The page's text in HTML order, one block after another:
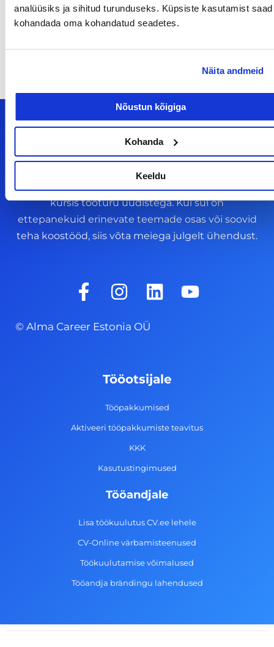
analüüsiks ja sihitud turunduseks. Küpsiste kasutamist saad
kohandada oma kohandatud seadetes.
Näita andmeid
Nõustun kõigiga
Kohanda
Keeldu
14/07/2026
Meiega leiad!
kursis tööturu uudistega. Kui sul on
ettepanekuid erinevate teemade osas või soovid
teha koostööd, siis võta meiega julgelt ühendust.
F
a
e
-
I
n
s
t
g
r
a
m
L
i
d
i
n
Y
o
© Alma Career Estonia OÜ
Tööotsijale
Tööpakkumised
Aktiveeri tööpakkumiste teavitus
KKK
Kasutustingimused
Tööandjale
Lisa töökuulutus CV.ee lehele
CV-Online värbamisteenused
Töökuulutamise võimalused
Tööandja brändingu lahendused